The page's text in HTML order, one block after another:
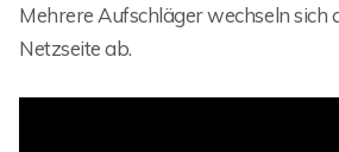
Mehrere Aufschläger wechseln sich
Netzseite ab.